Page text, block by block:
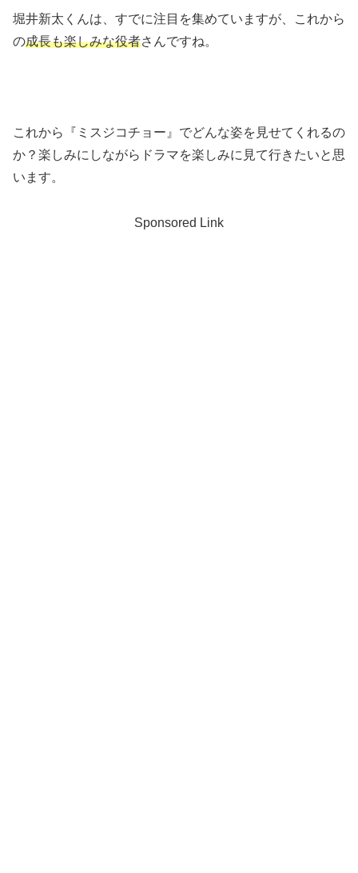
堀井新太くんは、すでに注目を集めていますが、これから
の成長も楽しみな役者さんですね。
これから『ミスジコチョー』でどんな姿を見せてくれるの
か？楽しみにしながらドラマを楽しみに見て行きたいと思
います。
Sponsored Link